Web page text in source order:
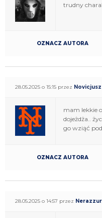
trudny
OZNACZ AUTORA
28.05.2025 o 15:15 przez Novicjusz
mam lekkie
dojeżdża..
go wziąć pod
OZNACZ AUTORA
28.05.2025 o 14:57 przez